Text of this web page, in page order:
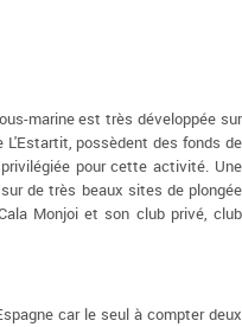
marine est très développée sur
L'Estartit, possèdent des fonds de
pour cette activité. Une
de très beaux sites de plongée
Monjoi et son club privé, club
car le seul à compter deux